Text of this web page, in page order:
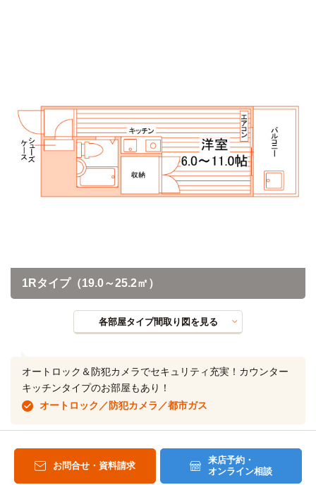
1Rタイプ（19.0～25.2㎡）
各部屋タイプ間取り図を見る
オートロック＆防犯カメラでセキュリティ充実！カウンター
キッチンタイプのお部屋もあり！
オートロック／防犯カメラ／都市ガス
お問合せ・資料請求
来店予約・
オンライン相談